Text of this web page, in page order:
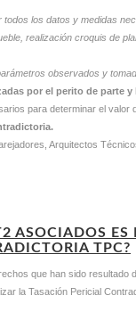
todos los datos y medidas
realización croquis de
observados y
por el perito de parte
para determinar el valor
Arquitectos
ASOCIADOS
TPC?
que han sido
la Tasación Pericial